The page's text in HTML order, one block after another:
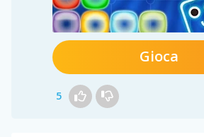
Gioca
5